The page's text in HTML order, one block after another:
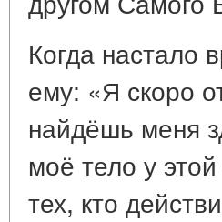
Когда настало
ему: «Я скоро
найдёшь меня
моё тело у
тех, кто